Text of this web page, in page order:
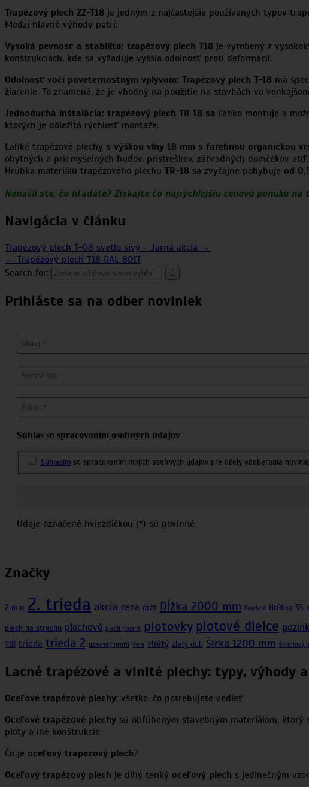
Trapézový plech ZZ-T18 je jedným z najčastejšie používaných typov
Medzi hlavné výhody patrí:
Vysoká pevnosť a stabilita: trapézový plech T18 je vyrobený z
konštrukciách, kde sa vyžaduje vyššia odolnosť proti deformácii.
Odolnosť voči poveternostným vplyvom: Trapézový plech T-18 má
žiarenie. To znamená, že je vhodný na použitie na stavbách vo
Jednoduchá inštalácia: trapézový plech TR 18 sa ľahko montuje a
ktorých je dôležitá rýchlosť montáže.
Ľahké trapézové plechy s výškou vlny 18 mm s farebnou organickou
obytných a priemyselných budov, prístreškov, záhradných domčekov
Hrúbka materiálu trapézového plechu TR-18 sa zvyčajne pohybuje od
Nenašli ste, čo hľadáte? Získajte čo najrýchlejšiu cenovú ponuku na
Navigácia v článku
Trapézový plech T-08 svetlo sivý – Jarná akcia →
← Trapézový plech T18 RAL 8017
Search for:
Prihláste sa na odber noviniek
Súhlas so spracovaním osobných údajov
Súhlasím so spracovaním mojich osobných údajov pre účely odoberania
Údaje označené hviezdičkou (*) sú povinné
Značky
2 mm 2. trieda akcia cena drôt Dĺžka 2000 mm Farebné Hrúbka 35
plech na strechu plechové plech pozink plotovky plotové dielce
T18 trieda trieda 2 uzavretý profil Vera vlnitý zlatý dub Šírka 1200 mm škridlový
Lacné trapézové a vlnité plechy: typy, výhody
Oceľové trapézové plechy: všetko, čo potrebujete vedieť
Oceľové trapézové plechy sú obľúbeným stavebným materiálom, ktorý
ploty a iné konštrukcie.
Čo je oceľový trapézový plech?
Oceľový trapézový plech je dlhý tenký oceľový plech s jedinečným